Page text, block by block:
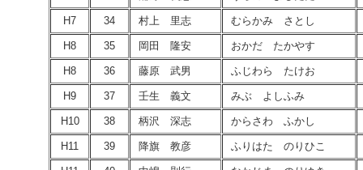
H7 34 村上 里志 むらかみ さとし
H8 35 岡田 隆安 おかだ たかやす
H8 36 藤原 武男 ふじわら たけお
H9 37 壬生 義文 みぶ よしふみ
H10 38 柄沢 深志 からさわ ふかし
H11 39 降旗 教彦 ふりはた のりひこ